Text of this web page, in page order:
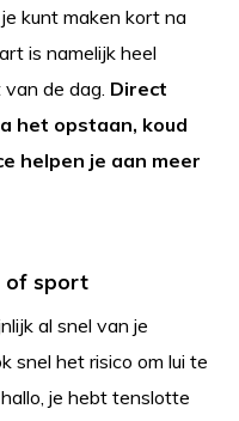
kunt maken kort na
is namelijk heel
de dag. Direct
het opstaan, koud
helpen je aan meer
of sport
al snel van je
snel het risico om lui te
je hebt tenslotte